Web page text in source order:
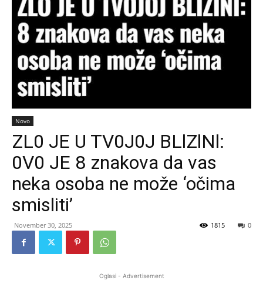
Novo
ZL0 JE U TV0J0J BLlZlNl:
0V0 JE 8 znakova da vas
neka osoba ne može ‘očima
smisliti’
November 30, 2025 0
1815
Oglasi - Advertisement